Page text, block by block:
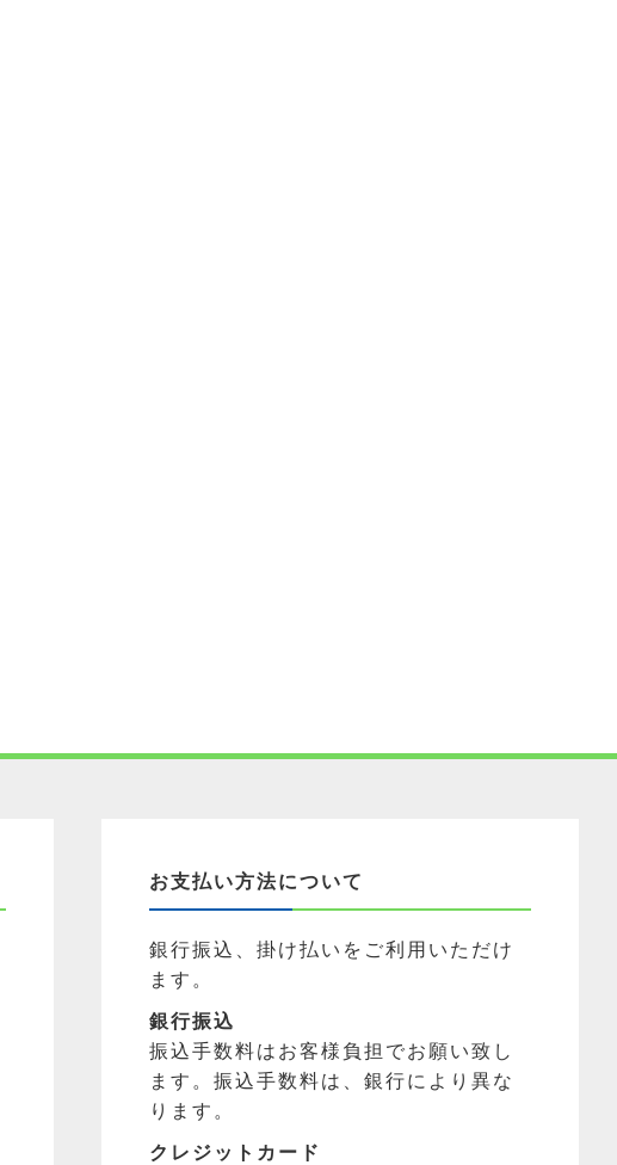
お支払い方法について
銀行振込、掛け払いをご利用いただけ
ます。
銀行振込
振込手数料はお客様負担でお願い致し
ます。振込手数料は、銀行により異な
ります。
クレジットカード